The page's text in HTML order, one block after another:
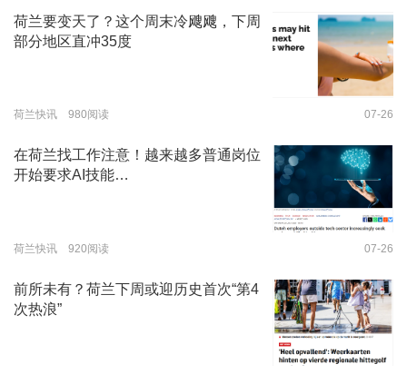
荷兰要变天了？这个周末冷飕飕，下周
部分地区直冲35度
荷兰快讯 980阅读 07-26
在荷兰找工作注意！越来越多普通岗位
开始要求AI技能…
荷兰快讯 920阅读 07-26
前所未有？荷兰下周或迎历史首次“第4
次热浪”